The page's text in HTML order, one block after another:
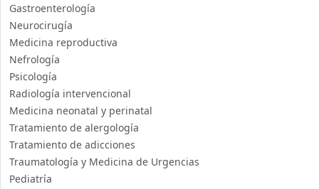
Gastroenterología
Neurocirugía
Medicina reproductiva
Nefrología
Psicología
Radiología intervencional
Medicina neonatal y perinatal
Tratamiento de alergología
Tratamiento de adicciones
Traumatología y Medicina de Urgencias
Pediatría